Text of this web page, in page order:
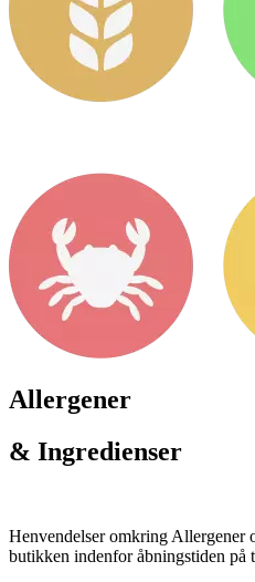
Allergener
& Ingredienser
Henvendelser omkring Allergener
butikken indenfor åbningstiden på